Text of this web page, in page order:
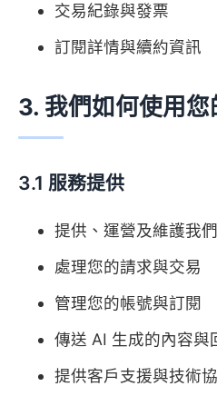
交易紀錄與發票
訂閱詳情與續約資訊
3. 我們如何使用您
3.1 服務提供
提供、運營及維護我
處理您的請求與交易
管理您的帳號與訂閱
傳送 AI 生成的內容與
提供客戶支援與技術